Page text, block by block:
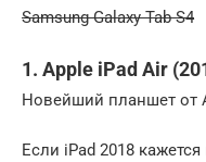
Samsung Galaxy Tab S4
1. Apple iPad Air
Новейший планшет от
Если iPad 2018